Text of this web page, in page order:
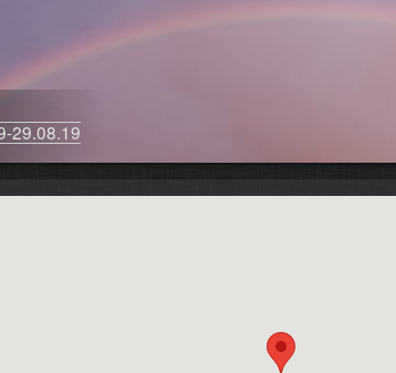
29.08.19